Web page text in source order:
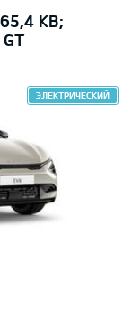
КВ;
ЭЛЕКТРИЧЕСКИЙ